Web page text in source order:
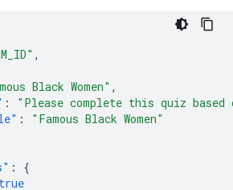
,
Black Women" ,
:
"Please complete this quiz
:
"Famous Black Women"
:
{
true